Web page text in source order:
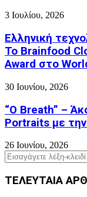
3 Ιουλίου, 2026
Ελληνική
Το Brainfood
Award στο
30 Ιουνίου, 2026
“O Breath” –
Portraits με
26 Ιουνίου, 2026
Search
for:
ΤΕΛΕΥΤΑΙΑ